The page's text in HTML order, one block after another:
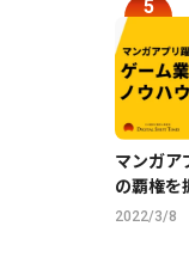
マンガア
の覇権を
2022/3/8